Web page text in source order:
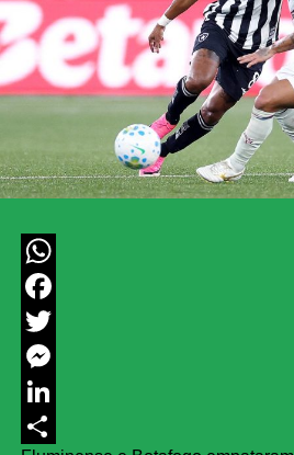
WhatsApp
Facebook
Twitter
Messenger
LinkedIn